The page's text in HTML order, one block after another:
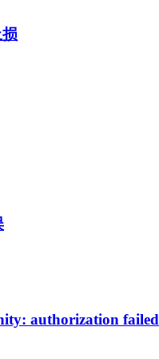
authorization failed